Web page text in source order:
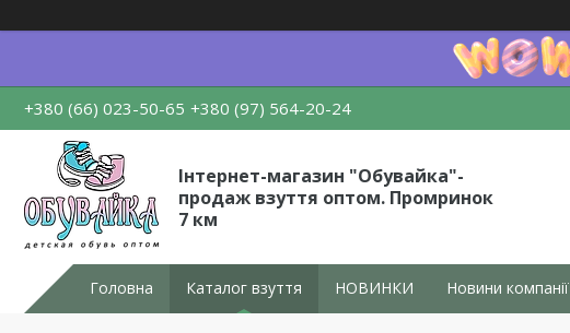
+380 (66) 023-50-65 +380 (97) 564-20-24
Інтернет-магазин "Обувайка"-
продаж взуття оптом. Промринок
7 км
Головна Каталог взуття НОВИНКИ Новини компанії